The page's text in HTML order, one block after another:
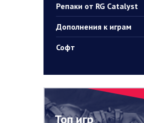
Репаки от RG Catalyst
Дополнения к играм
Софт
Топ игр